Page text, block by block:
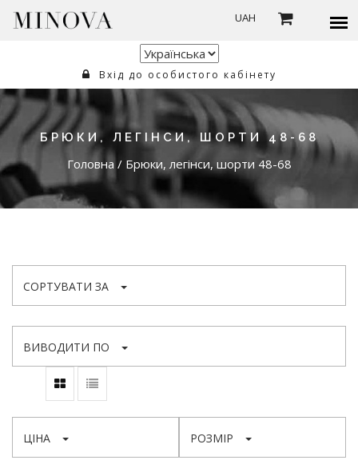
UAH
Вхід до особистого кабінету
БРЮКИ, ЛЕГІНСИ, ШОРТИ 48-68
Головна / Брюки, легінси, шорти 48-68
СОРТУВАТИ ЗА
ВИВОДИТИ ПО
ЦІНА РОЗМІР